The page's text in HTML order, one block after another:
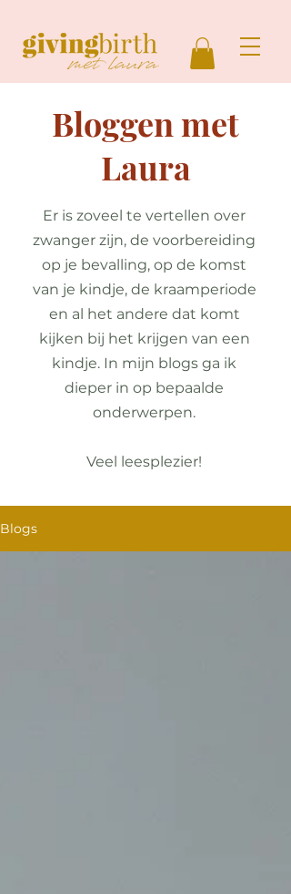
Bloggen met
Laura
Er is zoveel te vertellen over
zwanger zijn, de voorbereiding
op je bevalling, op de komst
van je kindje, de kraamperiode
en al het andere dat komt
kijken bij het krijgen van een
kindje. In mijn blogs ga ik
dieper in op bepaalde
onderwerpen.
Veel leesplezier!
Blogs